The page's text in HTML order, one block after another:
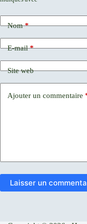
Nom*
E-mail*
Site web
Ajouter un commentaire
Laisser un